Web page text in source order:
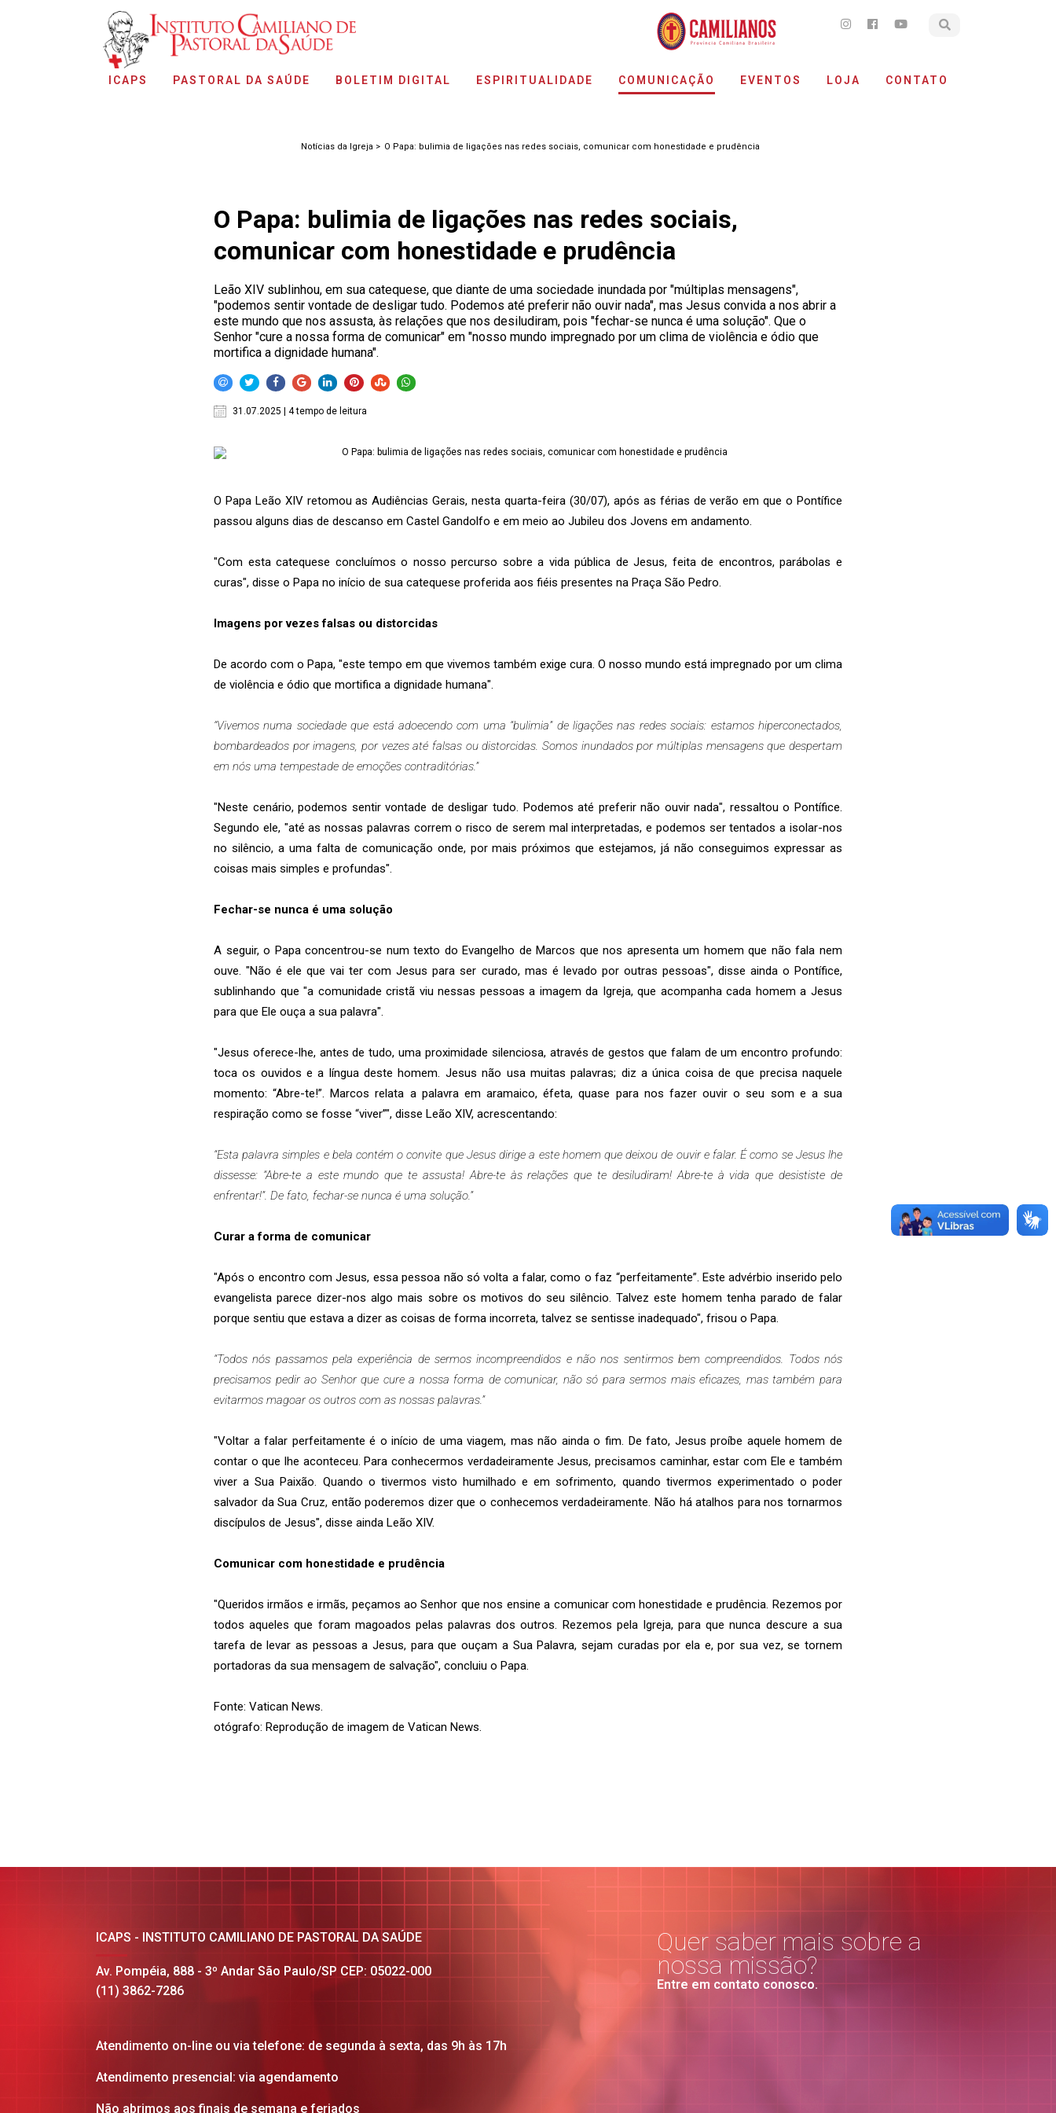
ICAPS PASTORAL DA SAÚDE BOLETIM DIGITAL ESPIRITUALIDADE COMUNICAÇÃO EVENTOS LOJA CONTATO
Notícias da Igreja > O Papa: bulimia de ligações nas redes sociais, comunicar com honestidade e prudência
O Papa: bulimia de ligações nas redes sociais,
comunicar com honestidade e prudência
Leão XIV sublinhou, em sua catequese, que diante de uma sociedade inundada por "múltiplas mensagens",
"podemos sentir vontade de desligar tudo. Podemos até preferir não ouvir nada", mas Jesus convida a nos abrir a
este mundo que nos assusta, às relações que nos desiludiram, pois "fechar-se nunca é uma solução". Que o
Senhor "cure a nossa forma de comunicar" em "nosso mundo impregnado por um clima de violência e ódio que
mortifica a dignidade humana".
31.07.2025 | 4 tempo de leitura
O Papa Leão XIV retomou as Audiências Gerais, nesta quarta-feira (30/07), após as férias de verão em que o Pontífice
passou alguns dias de descanso em Castel Gandolfo e em meio ao Jubileu dos Jovens em andamento.
"Com esta catequese concluímos o nosso percurso sobre a vida pública de Jesus, feita de encontros, parábolas e
curas", disse o Papa no início de sua catequese proferida aos fiéis presentes na Praça São Pedro.
Imagens por vezes falsas ou distorcidas
De acordo com o Papa, "este tempo em que vivemos também exige cura. O nosso mundo está impregnado por um clima
de violência e ódio que mortifica a dignidade humana".
“Vivemos numa sociedade que está adoecendo com uma “bulimia” de ligações nas redes sociais: estamos hiperconectados,
bombardeados por imagens, por vezes até falsas ou distorcidas. Somos inundados por múltiplas mensagens que despertam
em nós uma tempestade de emoções contraditórias.”
"Neste cenário, podemos sentir vontade de desligar tudo. Podemos até preferir não ouvir nada", ressaltou o Pontífice.
Segundo ele, "até as nossas palavras correm o risco de serem mal interpretadas, e podemos ser tentados a isolar-nos
no silêncio, a uma falta de comunicação onde, por mais próximos que estejamos, já não conseguimos expressar as
coisas mais simples e profundas".
Fechar-se nunca é uma solução
A seguir, o Papa concentrou-se num texto do Evangelho de Marcos que nos apresenta um homem que não fala nem
ouve. "Não é ele que vai ter com Jesus para ser curado, mas é levado por outras pessoas", disse ainda o Pontífice,
sublinhando que "a comunidade cristã viu nessas pessoas a imagem da Igreja, que acompanha cada homem a Jesus
para que Ele ouça a sua palavra".
"Jesus oferece-lhe, antes de tudo, uma proximidade silenciosa, através de gestos que falam de um encontro profundo:
toca os ouvidos e a língua deste homem. Jesus não usa muitas palavras; diz a única coisa de que precisa naquele
momento: “Abre-te!”. Marcos relata a palavra em aramaico, éfeta, quase para nos fazer ouvir o seu som e a sua
respiração como se fosse “viver”", disse Leão XIV, acrescentando:
“Esta palavra simples e bela contém o convite que Jesus dirige a este homem que deixou de ouvir e falar. É como se Jesus lhe
dissesse: “Abre-te a este mundo que te assusta! Abre-te às relações que te desiludiram! Abre-te à vida que desististe de
enfrentar!”. De fato, fechar-se nunca é uma solução.”
Curar a forma de comunicar
"Após o encontro com Jesus, essa pessoa não só volta a falar, como o faz “perfeitamente”. Este advérbio inserido pelo
evangelista parece dizer-nos algo mais sobre os motivos do seu silêncio. Talvez este homem tenha parado de falar
porque sentiu que estava a dizer as coisas de forma incorreta, talvez se sentisse inadequado", frisou o Papa.
“Todos nós passamos pela experiência de sermos incompreendidos e não nos sentirmos bem compreendidos. Todos nós
precisamos pedir ao Senhor que cure a nossa forma de comunicar, não só para sermos mais eficazes, mas também para
evitarmos magoar os outros com as nossas palavras.”
"Voltar a falar perfeitamente é o início de uma viagem, mas não ainda o fim. De fato, Jesus proíbe aquele homem de
contar o que lhe aconteceu. Para conhecermos verdadeiramente Jesus, precisamos caminhar, estar com Ele e também
viver a Sua Paixão. Quando o tivermos visto humilhado e em sofrimento, quando tivermos experimentado o poder
salvador da Sua Cruz, então poderemos dizer que o conhecemos verdadeiramente. Não há atalhos para nos tornarmos
discípulos de Jesus", disse ainda Leão XIV.
Comunicar com honestidade e prudência
"Queridos irmãos e irmãs, peçamos ao Senhor que nos ensine a comunicar com honestidade e prudência. Rezemos por
todos aqueles que foram magoados pelas palavras dos outros. Rezemos pela Igreja, para que nunca descure a sua
tarefa de levar as pessoas a Jesus, para que ouçam a Sua Palavra, sejam curadas por ela e, por sua vez, se tornem
portadoras da sua mensagem de salvação", concluiu o Papa.
Fonte: Vatican News.
otógrafo: Reprodução de imagem de Vatican News.
ICAPS - INSTITUTO CAMILIANO DE PASTORAL DA SAÚDE
Av. Pompéia, 888 - 3º Andar São Paulo/SP CEP: 05022-000
(11) 3862-7286
Atendimento on-line ou via telefone: de segunda à sexta, das 9h às 17h
Atendimento presencial: via agendamento
Não abrimos aos finais de semana e feriados
Quer saber mais sobre a
nossa missão?
Entre em contato conosco.